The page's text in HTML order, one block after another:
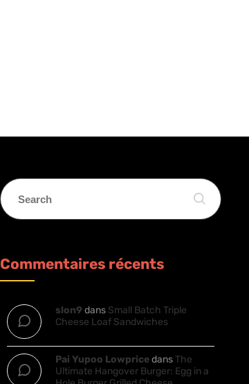
Commentaires récents
slon9 dans Small Batch Triple
Cheese Loaf Sandwiches
Pai Yupoo LowpricedansThe
Ultimate Hangover Burger: Egg in a